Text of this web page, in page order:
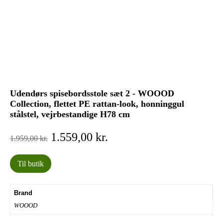
Udendørs spisebordsstole sæt 2 - WOOOD
Collection, flettet PE rattan-look, honninggul
stålstel, vejrbestandige H78 cm
1.959,00kr. Den
oprindelige
pris
var:
1.559,00 kr.
Til butik
Brand
WOOOD